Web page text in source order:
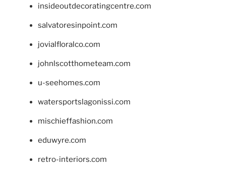
insideoutdecoratingcentre.com
salvatoresinpoint.com
jovialfloralco.com
johnlscotthometeam.com
u-seehomes.com
watersportslagonissi.com
mischieffashion.com
eduwyre.com
retro-interiors.com